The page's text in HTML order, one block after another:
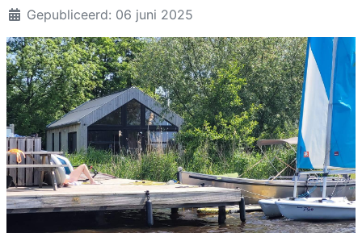
DetailsGepubliceerd: 06 juni 2025